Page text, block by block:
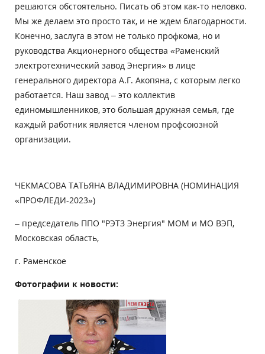
решаются обстоятельно. Писать об этом как-то неловко.
Мы же делаем это просто так, и не ждем благодарности.
Конечно, заслуга в этом не только профкома, но и
руководства Акционерного общества «Раменский
электротехнический завод Энергия» в лице
генерального директора А.Г. Акопяна, с которым легко
работается. Наш завод – это коллектив
единомышленников, это большая дружная семья, где
каждый работник является членом профсоюзной
организации.
ЧЕКМАСОВА ТАТЬЯНА ВЛАДИМИРОВНА (НОМИНАЦИЯ
«ПРОФЛЕДИ-2023»)
– председатель ППО "РЭТЗ Энергия" МОМ и МО ВЭП,
Московская область,
г. Раменское
Фотографии к новости: